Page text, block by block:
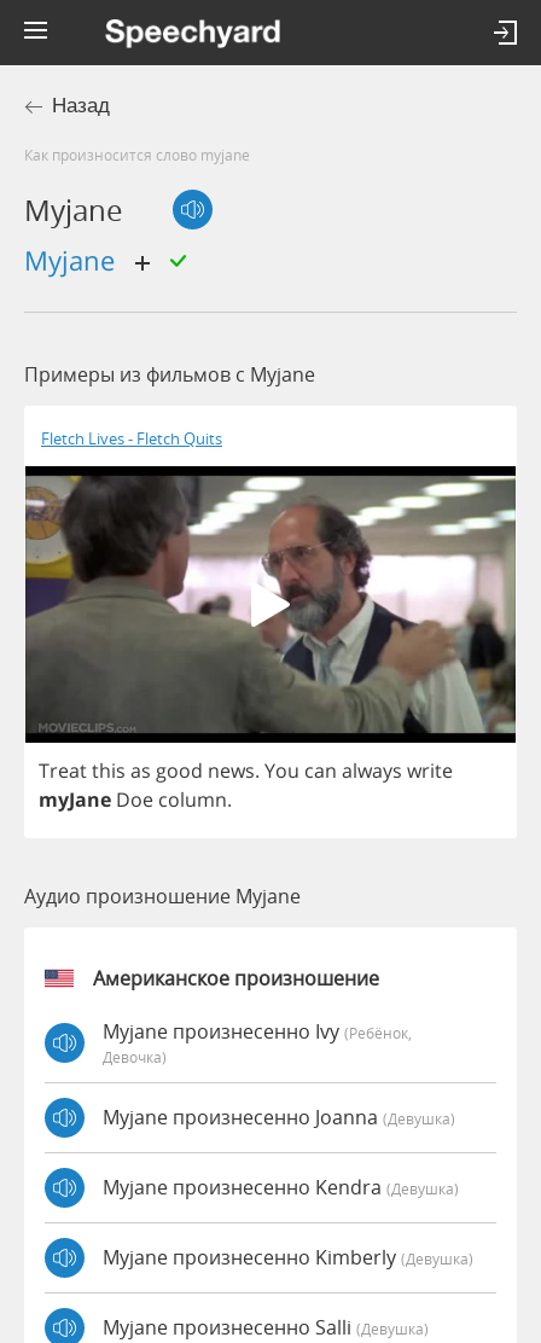
Назад
Как произносится слово myjane
Myjane
myjane
Примеры из фильмов c Myjane
Fletch Lives - Fletch Quits
Treatthis as good news. You can always write
myJane Doe column.
Аудио произношение Myjane
Американское произношение
Myjane произнесенно Ivy (Ребёнок,
Девочка)
Myjane произнесенно Joanna (девушка)
Myjane произнесенно Kendra (девушка)
Myjane произнесенно Kimberly (девушка)
Myjane произнесенно Salli (девушка)